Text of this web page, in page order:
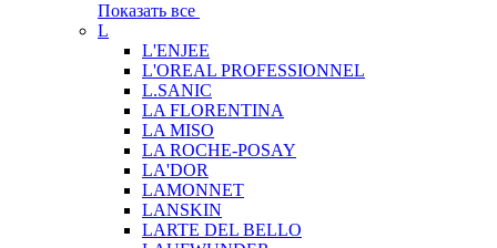
Показать все
L
L'ENJEE
L'OREAL PROFESSIONNEL
L.SANIC
LA FLORENTINA
LA MISO
LA ROCHE-POSAY
LA'DOR
LAMONNET
LANSKIN
LARTE DEL BELLO